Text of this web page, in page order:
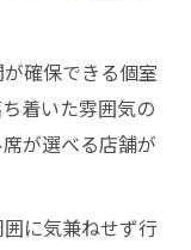
確保できる個室
着いた雰囲気の
が選べる店舗が
に気兼ねせず行